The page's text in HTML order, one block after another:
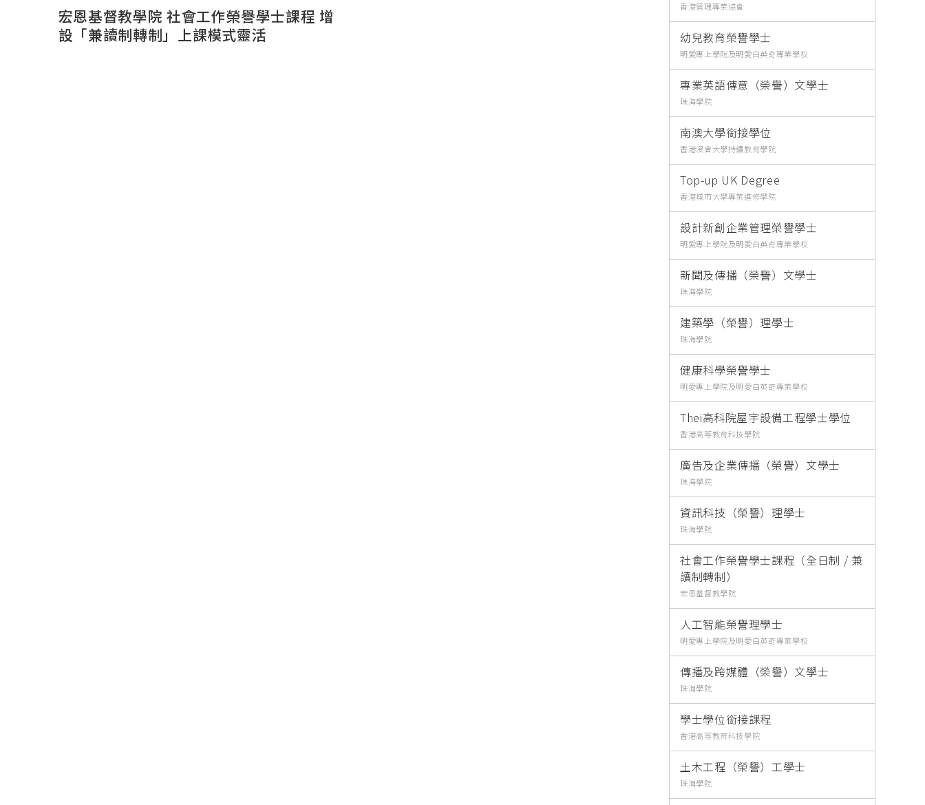
宏恩基督教學院 社會工作榮譽學士課程 增
設「兼讀制轉制」上課模式靈活
香港管理專業協會
幼兒教育榮譽學士
明愛專上學院及明愛白英奇專業學校
專業英語傳意（榮譽）文學士
珠海學院
南澳大學銜接學位
香港浸會大學持續教育學院
Top-up UK Degree
香港城市大學專業進修學院
設計新創企業管理榮譽學士
明愛專上學院及明愛白英奇專業學校
新聞及傳播（榮譽）文學士
珠海學院
建築學（榮譽）理學士
珠海學院
健康科學榮譽學士
明愛專上學院及明愛白英奇專業學校
Thei高科院屋宇設備工程學士學位
香港高等教育科技學院
廣告及企業傳播（榮譽）文學士
珠海學院
資訊科技（榮譽）理學士
珠海學院
社會工作榮譽學士課程（全日制 / 兼
讀制轉制）
宏恩基督教學院
人工智能榮譽理學士
明愛專上學院及明愛白英奇專業學校
傳播及跨媒體（榮譽）文學士
珠海學院
學士學位銜接課程
香港高等教育科技學院
土木工程（榮譽）工學士
珠海學院